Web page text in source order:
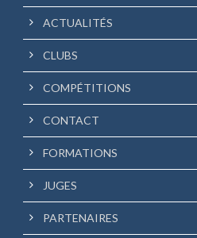
ACTUALITÉS
CLUBS
COMPÉTITIONS
CONTACT
FORMATIONS
JUGES
PARTENAIRES